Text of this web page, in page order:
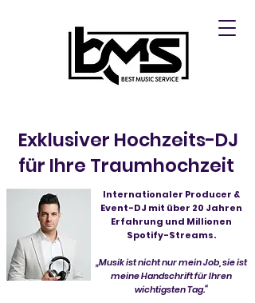
Exklusiver Hochzeits-DJ
für Ihre Traumhochzeit
Internationaler Producer &
Event-DJ mit über 20 Jahren
Erfahrung und Millionen
Spotify-Streams.
„Musik ist nicht nur mein Job, sie ist
meine Handschrift für Ihren
wichtigsten Tag.“